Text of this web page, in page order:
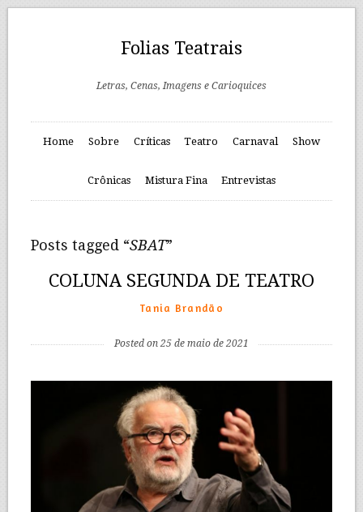
Folias Teatrais
Letras, Cenas, Imagens e Carioquices
Home Sobre Críticas Teatro Carnaval Show
Crônicas Mistura Fina Entrevistas
Posts tagged “SBAT”
COLUNA SEGUNDA DE TEATRO
Tania Brandão
Posted on 25 de maio de 2021